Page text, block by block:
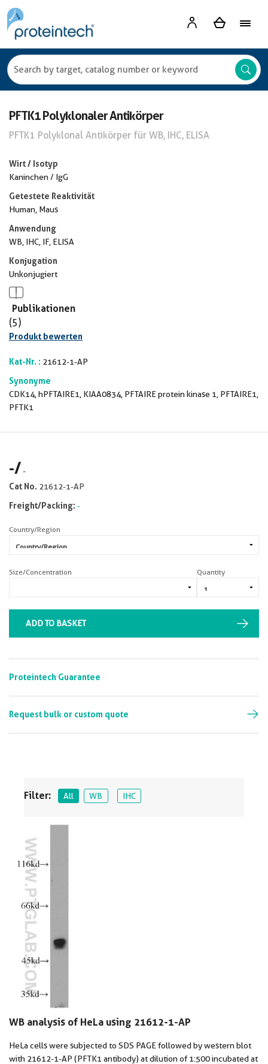
PFTK1 Polyklonaler Antikörper
PFTK1 Polyklonal Antikörper für WB, IHC, ELISA
Wirt / Isotyp
Kaninchen / IgG
Getestete Reaktivität
Human, Maus
Anwendung
WB, IHC, IF, ELISA
Konjugation
Unkonjugiert
Publikationen
(5)
Produkt bewerten
Kat-Nr. : 21612-1-AP
Synonyme
CDK14, hPFTAIRE1, KIAA0834, PFTAIRE protein kinase 1, PFTAIRE1,
PFTK1
Filter: All WB IHC
WB analysis of HeLa using 21612-1-AP
HeLa cells were subjected to SDS PAGE followed by western blot
with 21612-1-AP (PFTK1 antibody) at dilution of 1:500 incubated at
-/-
Cat No. 21612-1-AP
Freight/Packing: -
Country/Region
Size/Concentration Quantity
ADD TO BASKET
Proteintech Guarantee
Request bulk or custom quote